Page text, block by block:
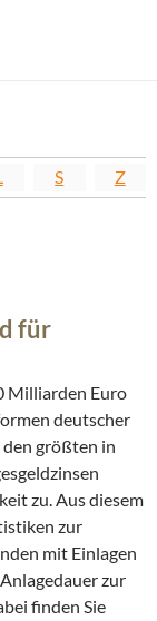
S Z
für
Milliarden Euro
deutscher
den größten in
zu. Aus diesem
zur
mit Einlagen
zur
finden Sie